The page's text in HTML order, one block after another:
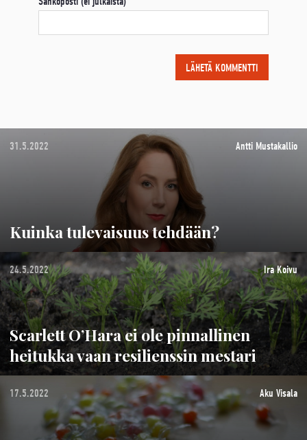
31.5.2022 Antti Mustakallio
Kuinka tulevaisuus tehdään?
24.5.2022 Ira Koivu
Scarlett O’Hara ei ole pinnallinen
heitukka vaan resilienssin mestari
17.5.2022 Aku Visala